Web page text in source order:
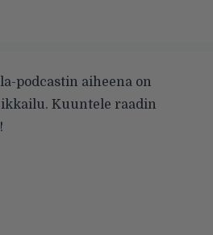
podcastin aiheena on
Kuuntele raadin